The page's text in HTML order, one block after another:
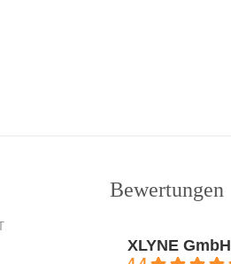
Bewertungen
XLYNE GmbH